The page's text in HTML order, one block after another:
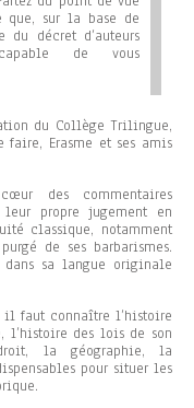
que, sur la base de
décret d’auteurs
de vous
du Collège Trilingue,
faire, Erasme et ses amis
des commentaires
propre jugement en
classique, notamment
de ses barbarismes.
sa langue originale
faut connaître l’histoire
l’histoire des lois de son
la géographie, la
pour situer les